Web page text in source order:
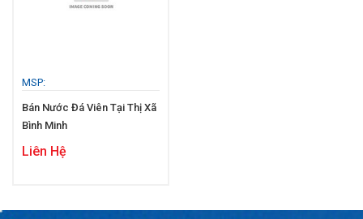
MSP:
Bán Nước Đá Viên Tại Thị Xã
Bình Minh
Liên Hệ